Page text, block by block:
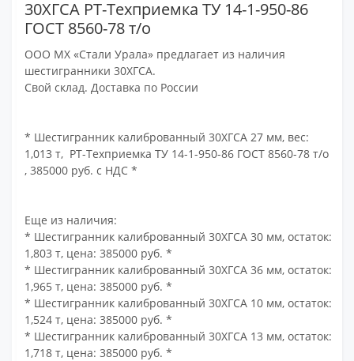
30ХГСА РТ-Техприемка ТУ 14-1-950-86
ГОСТ 8560-78 т/о
ООО МХ «Стали Урала» предлагает из наличия
шестигранники 30ХГСА.
Свой склад. Доставка по России
* Шестигранник калиброванный 30ХГСА 27 мм, вес:
1,013 т, РТ-Техприемка ТУ 14-1-950-86 ГОСТ 8560-78 т/о
, 385000 руб. с НДС *
Еще из наличия:
* Шестигранник калиброванный 30ХГСА 30 мм, остаток:
1,803 т, цена: 385000 руб. *
* Шестигранник калиброванный 30ХГСА 36 мм, остаток:
1,965 т, цена: 385000 руб. *
* Шестигранник калиброванный 30ХГСА 10 мм, остаток:
1,524 т, цена: 385000 руб. *
* Шестигранник калиброванный 30ХГСА 13 мм, остаток:
1,718 т, цена: 385000 руб. *